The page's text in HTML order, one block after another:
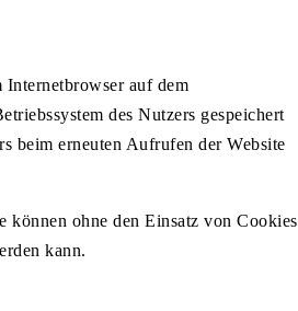
auf dem
des Nutzers gespeichert
beim erneuten Aufrufen der Website
können ohne den Einsatz von Cookies
kann.